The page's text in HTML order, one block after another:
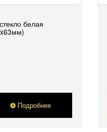
белая
Подробнее